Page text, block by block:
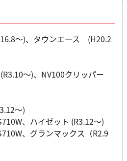
～)、タウンエース (H20.2
～)、NV100クリッパー
～)
、ハイゼット (R3.12～)
、グランマックス（R2.9